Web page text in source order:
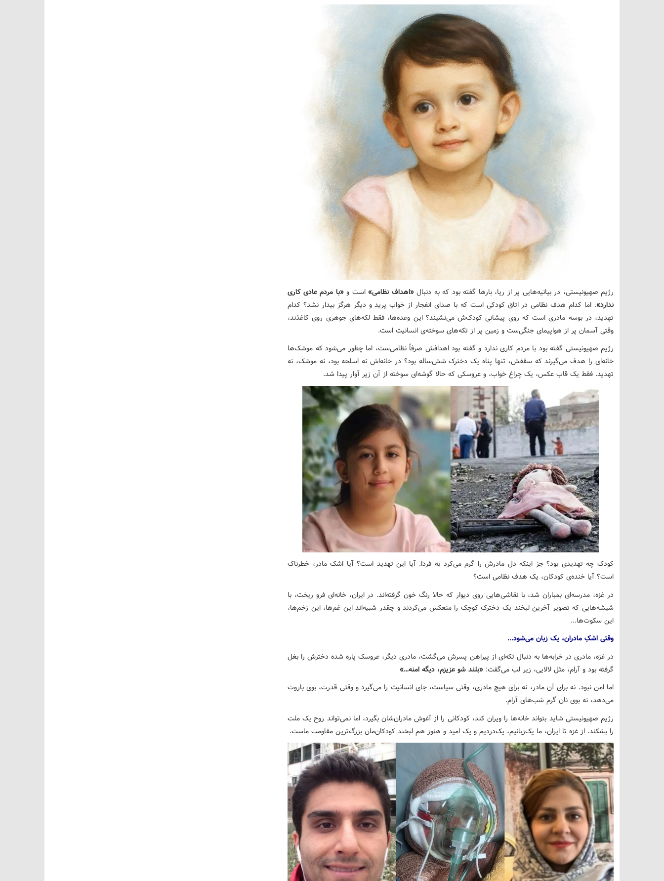
رژیم صهیونیستی، در بیانیه‌هایی پر از ریا، بارها گفته بود که به دنبال «اهداف نظامی» است و «با مردم عادی کاری
ندارد». اما کدام هدف نظامی در اتاق کودکی است که با صدای انفجار از خواب پرید و دیگر هرگز بیدار نشد؟ کدام
تهدید، در بوسه مادری است که روی پیشانی کودک‌ش می‌نشیند؟ این وعده‌ها، فقط لکه‌های جوهری روی کاغذند،
وقتی آسمان پر از هواپیمای جنگی‌ست و زمین پر از تکه‌های سوخته‌ی انسانیت است.
رژیم صهیونیستی گفته بود با مردم کاری ندارد و گفته بود اهدافش صرفاً نظامی‌ست، اما چطور می‌شود که موشک‌ها
خانه‌ای را هدف می‌گیرند که سقفش، تنها پناه یک دخترک شش‌ساله بود؟ در خانه‌اش نه اسلحه بود، نه موشک، نه
تهدید. فقط یک قاب عکس، یک چراغ خواب، و عروسکی که حالا گوشه‌ای سوخته از آن زیر آوار پیدا شد.
کودک چه تهدیدی بود؟ جز اینکه دل مادرش را گرم می‌کرد به فردا. آیا این تهدید است؟ آیا اشک مادر، خطرناک
است؟ آیا خنده‌ی کودکان، یک هدف نظامی است؟
در غزه، مدرسه‌ای بمباران شد، با نقاشی‌هایی روی دیوار که حالا رنگ خون گرفته‌اند. در ایران، خانه‌ای فرو ریخت، با
شیشه‌هایی که تصویر آخرین لبخند یک دخترک کوچک را منعکس می‌کردند و چقدر شبیه‌اند این غم‌ها، این زخم‌ها،
این سکوت‌ها...
وقتی اشکِ مادران، یک زبان می‌شود...
در غزه، مادری در خرابه‌ها به دنبال تکه‌ای از پیراهن پسرش می‌گشت، مادری دیگر، عروسک پاره شده دخترش را بغل
گرفته بود و آرام، مثل لالایی، زیر لب می‌گفت: «بلند شو عزیزم، دیگه امنه…»
اما امن نبود. نه برای آن مادر، نه برای هیچ مادری، وقتی سیاست، جای انسانیت را می‌گیرد و وقتی قدرت، بوی باروت
می‌دهد، نه بوی نان گرم شب‌های آرام.
رژیم صهیونیستی شاید بتواند خانه‌ها را ویران کند، کودکانی را از آغوش مادران‌شان بگیرد، اما نمی‌تواند روح یک ملت
را بشکند. از غزه تا ایران، ما یک‌زبانیم، یک‌دردیم و یک امید و هنوز هم لبخند کودکان‌مان بزرگ‌ترین مقاومت ماست.